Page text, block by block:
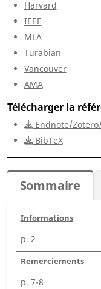
Harvard
IEEE
MLA
Turabian
Vancouver
AMA
Télécharger la
Endnote/
BibTeX
Sommaire
Informations
p. 2
Remerciements
p. 7-8